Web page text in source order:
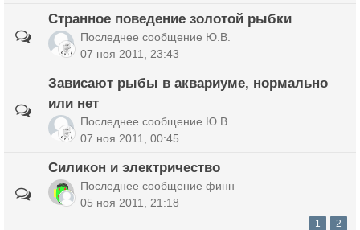
Странное поведение золотой рыбки
Последнее сообщение Ю.В.
07 ноя 2011, 23:43
Зависают рыбы в аквариуме, нормально
или нет
Последнее сообщение Ю.В.
07 ноя 2011, 00:45
Силикон и электричество
Последнее сообщение финн
05 ноя 2011, 21:18
1 2